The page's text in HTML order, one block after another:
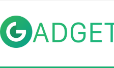
Inhalt
springen